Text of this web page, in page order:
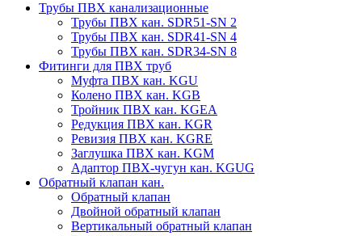
Трубы ПВХ канализационные
Трубы ПВХ кан. SDR51-SN 2
Трубы ПВХ кан. SDR41-SN 4
Трубы ПВХ кан. SDR34-SN 8
Фитинги для ПВХ труб
Муфта ПВХ кан. KGU
Колено ПВХ кан. KGB
Тройник ПВХ кан. KGEA
Редукция ПВХ кан. KGR
Ревизия ПВХ кан. KGRE
Заглушка ПВХ кан. KGM
Адаптор ПВХ-чугун кан. KGUG
Обратный клапан кан.
Обратный клапан
Двойной обратный клапан
Вертикальный обратный клапан